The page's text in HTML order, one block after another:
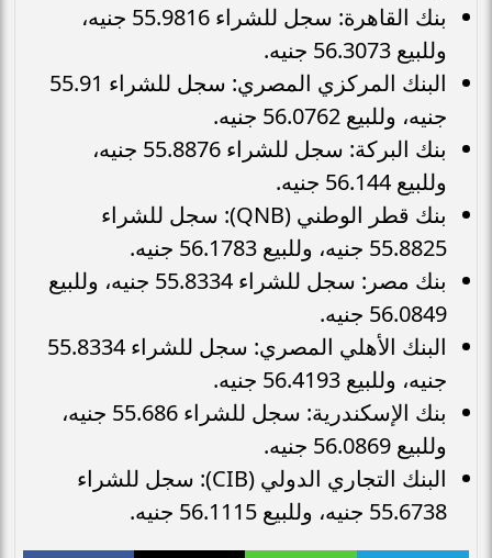
بنك القاهرة: سجل للشراء 55.9816 جنيه،
وللبيع 56.3073 جنيه.
البنك المركزي المصري: سجل للشراء 55.91
جنيه، وللبيع 56.0762 جنيه.
بنك البركة: سجل للشراء 55.8876 جنيه،
وللبيع 56.144 جنيه.
بنك قطر الوطني (QNB): سجل للشراء
55.8825 جنيه، وللبيع 56.1783 جنيه.
بنك مصر: سجل للشراء 55.8334 جنيه، وللبيع
56.0849 جنيه.
البنك الأهلي المصري: سجل للشراء 55.8334
جنيه، وللبيع 56.4193 جنيه.
بنك الإسكندرية: سجل للشراء 55.686 جنيه،
وللبيع 56.0869 جنيه.
البنك التجاري الدولي (CIB): سجل للشراء
55.6738 جنيه، وللبيع 56.1115 جنيه.